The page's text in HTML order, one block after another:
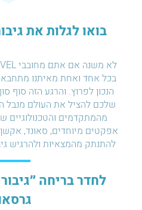
בואו לגלות את
בכל אחד ואחת מאיתנו
הנכון לפרוץ. והרגע הזה סוף
שלכם להציל את העולם מנבל
מהמתקדמים והטכנולוגיים
אפקטים מיוחדים, סאונד,
להתנתק מהמצאיות ולהרגיש